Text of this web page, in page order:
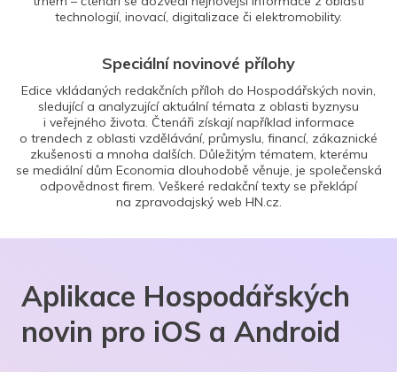
technologií, inovací, digitalizace či elektromobility.
Speciální novinové přílohy
Edice vkládaných redakčních příloh do Hospodářských novin,
sledující a analyzující aktuální témata z oblasti byznysu
i veřejného života. Čtenáři získají například informace
o trendech z oblasti vzdělávání, průmyslu, financí, zákaznické
zkušenosti a mnoha dalších. Důležitým tématem, kterému
se mediální dům Economia dlouhodobě věnuje, je společenská
odpovědnost firem. Veškeré redakční texty se překlápí
na zpravodajský web HN.cz.
Aplikace Hospodářských
novin pro iOS a Android